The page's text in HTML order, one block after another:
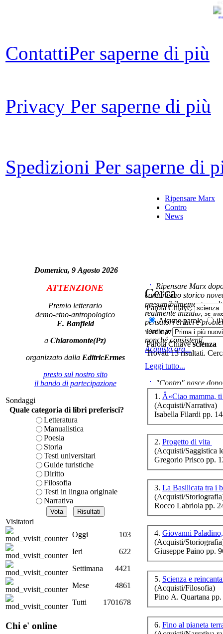
ContattiPer saperne di più
Privacy Per saperne di più
Spedizioni Per saperne di
Domenica, 9 Agosto 2026
ATTENZIONE
Premio letterario
demo-etno-antropologico
E. Banfield
a Chiaromonte(Pz)
organizzato dalla EditricErmes
presto sul nostro sito
il bando di partecipazione
Sondaggi
Quale categoria di libri preferisci?
Letteratura
Manualistica
Poesia
Storia
Testi universitari
Guide turistiche
Diritto
Filosofia
Testi in lingua originale
Narrativa
Visitatori
Oggi
103
Ieri
622
Settimana
4421
Mese
4861
Tutti
1701678
Chi e' online
Ripensare Marx
Contro
News
Ripensare Marx
comunismo storico
presumibilmemente
realmente iniziato, se
pensatori critici e
vere e proprie correnti
nonché consistenti.
Acquista ora...
Leggi tutto...
"Contro" nasce
cominciato con la
ripensaremarx. i saggi
questa collaborazione
è teorica, sempre però
presente fase.
Acquista ora...
A feed could not be
http://www.lastampa.it/
Cerca
Parola Chiave:
Alcune parole
Ordina:
Parola Chiavescienza
Trovati 13 risultati.
1. Â«Ciao mamma,
(Acquisti/Narrativa)
Isabella Filardi pp.
2. Progetto di vita
(Acquisti/Saggistica
Gregorio Prisco pp.
3. La Basilicata tra i
(Acquisti/
Rocco Labriola pp.
4. Giovanni
(Acquisti/
Giuseppe Paino pp.
5. Scienza e
(Acquisti/Filosofia)
Pino A. Quartana
6. Fino al pianeta